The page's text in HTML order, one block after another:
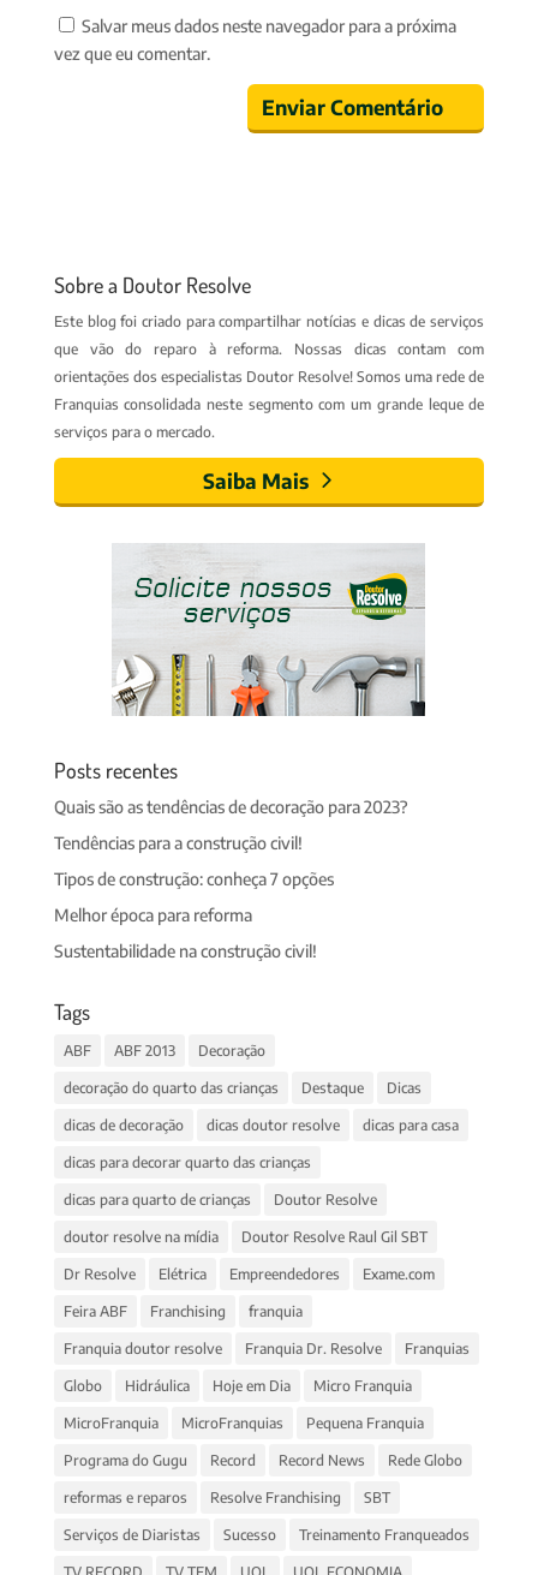
Salvar meus dados neste navegador para a próxima
vez que eu comentar.
Sobre a Doutor Resolve
Este blog foi criado para compartilhar notícias e dicas de serviços
que vão do reparo à reforma. Nossas dicas contam com
orientações dos especialistas Doutor Resolve! Somos uma rede de
Franquias consolidada neste segmento com um grande leque de
serviços para o mercado.
Saiba Mais
Posts recentes
Quais são as tendências de decoração para 2023?
Tendências para a construção civil!
Tipos de construção: conheça 7 opções
Melhor época para reforma
Sustentabilidade na construção civil!
Tags
ABF ABF 2013 Decoração
decoração do quarto das crianças Destaque Dicas
dicas de decoração dicas doutor resolve dicas para casa
dicas para decorar quarto das crianças
dicas para quarto de crianças Doutor Resolve
doutor resolve na mídia Doutor Resolve Raul Gil SBT
Dr Resolve Elétrica Empreendedores Exame.com
Feira ABF Franchising franquia
Franquia doutor resolve Franquia Dr. Resolve Franquias
Globo Hidráulica Hoje em Dia Micro Franquia
MicroFranquia MicroFranquias Pequena Franquia
Programa do Gugu Record Record News Rede Globo
reformas e reparos Resolve Franchising SBT
Serviços de Diaristas Sucesso Treinamento Franqueados